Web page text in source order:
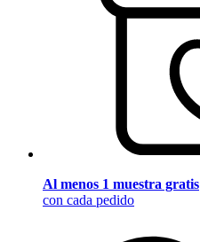
Al menos 1 muestra gratis
con cada pedido